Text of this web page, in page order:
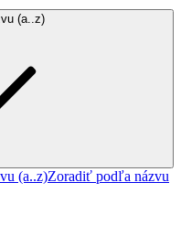
(a..z)
(a..z)Zoradiť podľa názvu